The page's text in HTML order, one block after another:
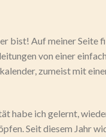
bist! Auf meiner Seite
von einer
zumeist mit
habe ich gelernt,
Seit diesem Jahr